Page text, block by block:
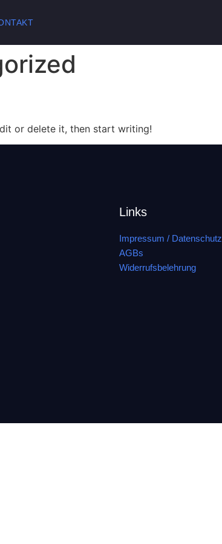
or delete it, then start writing!
Links
Impressum / Datenschutz
AGBs
Widerrufsbelehrung